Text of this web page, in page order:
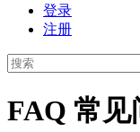
登录
注册
FAQ 常见